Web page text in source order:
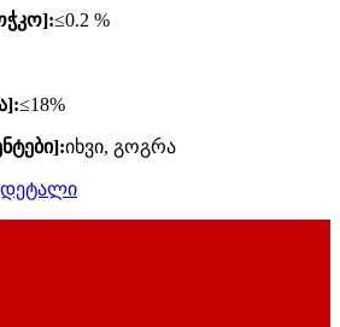
≤0.2 %
≤18%
იხვი, გოგრა
დეტალი